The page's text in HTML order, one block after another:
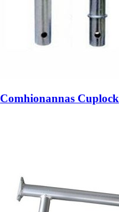
Comhionannas Cuplock